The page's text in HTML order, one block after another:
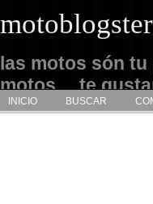
las motos són
motos… te
admirarlas…
INICIO BUSCAR